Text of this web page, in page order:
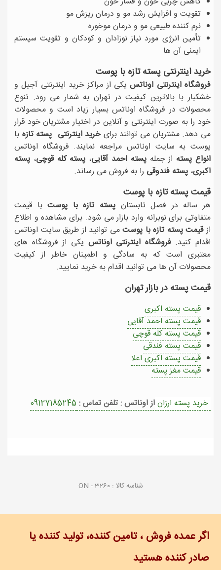
تقویت و افزایش رشد مو و درمان ریزش مو
نرم کننده طبیعی مو و درمان موخوره
تأمین انرژی مورد نیاز نوزادان و کودکان و تقویت سیستم
ایمنی آن ها
خرید اینترنتی پسته تازه با پوست
فروشگاه اینترنتی اوناتسیکی از مراکز خرید اینترنتی آجیل و
خشکبار با بالاترین کیفیت در تهران به شمار می رود. تنوع
محصولات در فروشگاه اوناتس بسیار زیاد است و محصولات
خود را به صورت اینترنتی و آنلاین در اختیار مشتریان خود قرار
می دهد. مشتریان می توانند برایخرید اینترنتی پسته تازه با
پوست به سایت اوناتس مراجعه نمایند. فروشگاه اوناتس
انواع پسته از جملهپسته احمد آقایی، پسته کله قوچی، پسته
اکبری، پسته فندوقی را به فروش می رساند.
قیمت پسته تازه با پوست
هر ساله در فصل تابستان پسته تازه با پوستبا قیمت
متفاوتی برای نوبرانه وارد بازار می شود. برای مشاهده و اطلاع
ازقیمت پسته تازه با پوستمی توانید از طریق سایت اوناتس
اقدام کنید.فروشگاه اینترنتی اوناتس یکی از فروشگاه های
معتبری است که به سادگی و اطمینان خاطر از کیفیت
محصولات آن ها می توانید اقدام به خرید نمایید.
قیمت پسته در بازار تهران
قیمت پسته اکبری
قیمت پسته احمد آقایی
قیمت پسته کله قوچی
قیمت پسته فندقی
قیمت پسته اکبری اعلا
قیمت مغز پسته
خرید پسته ارزاناز اوناتس : تلفن تماس :09127185245
شناسه کالا : ON - 3260
اگر عمده فروش ، تامین کننده، تولید کننده یا
صادر کننده هستید